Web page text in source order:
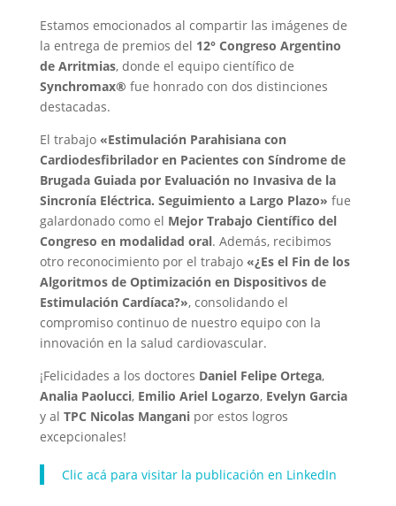
Estamos emocionados al compartir las imágenes de
la entrega de premios del 12° Congreso Argentino
de Arritmias, donde el equipo científico de
Synchromax® fue honrado con dos distinciones
destacadas.
El trabajo «Estimulación Parahisiana con
Cardiodesfibrilador en Pacientes con Síndrome de
Brugada Guiada por Evaluación no Invasiva de la
Sincronía Eléctrica. Seguimiento a Largo Plazo» fue
galardonado como el Mejor Trabajo Científico del
Congreso en modalidad oral. Además, recibimos
otro reconocimiento por el trabajo «¿Es el Fin de los
Algoritmos de Optimización en Dispositivos de
Estimulación Cardíaca?», consolidando el
compromiso continuo de nuestro equipo con la
innovación en la salud cardiovascular.
¡Felicidades a los doctores Daniel Felipe Ortega,
Analia Paolucci, Emilio Ariel Logarzo, Evelyn Garcia
y al TPC Nicolas Manganipor estos logros
excepcionales!
Clic acá para visitar la publicación en LinkedIn